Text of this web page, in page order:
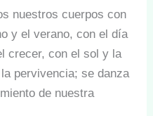
nuestros cuerpos con
y el verano, con el día
crecer, con el sol y la
pervivencia; se danza
de nuestra